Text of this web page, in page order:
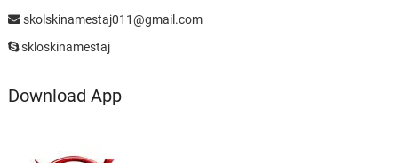
skolskinamestaj011@gmail.com
skloskinamestaj
Download App